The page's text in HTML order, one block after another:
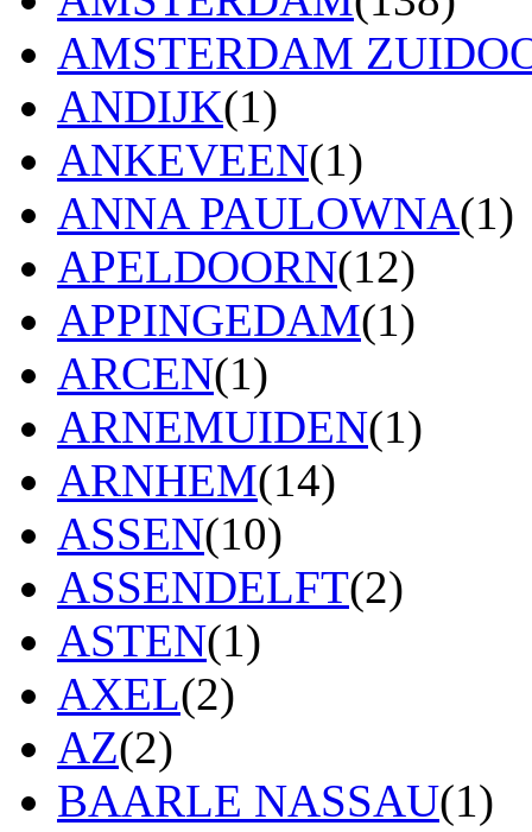
AMSTERDAM
ANDIJK(1)
ANKEVEEN(1)
ANNA PAULOWNA(1)
APELDOORN(12)
APPINGEDAM(1)
ARCEN(1)
ARNEMUIDEN(1)
ARNHEM(14)
ASSEN(10)
ASSENDELFT(2)
ASTEN(1)
AXEL(2)
AZ(2)
BAARLE NASSAU(1)